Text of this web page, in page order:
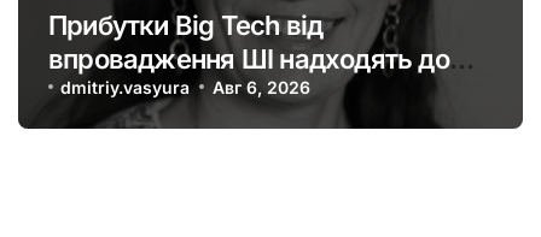
Прибутки Big Tech від
впровадження ШІ надходять до
офшорів: як змінити глобальну
податкову систему
dmitriy.vasyura Авг 6, 2026